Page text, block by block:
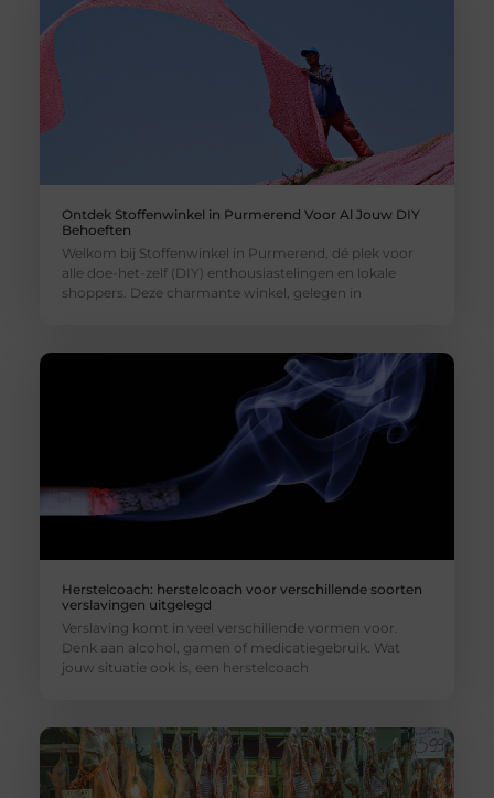
Ontdek Stoffenwinkel in Purmerend Voor Al Jouw DIY
Behoeften
Welkom bij Stoffenwinkel in Purmerend, dé plek voor
alle doe-het-zelf (DIY) enthousiastelingen en lokale
shoppers. Deze charmante winkel, gelegen in
Herstelcoach: herstelcoach voor verschillende soorten
verslavingen uitgelegd
Verslaving komt in veel verschillende vormen voor.
Denk aan alcohol, gamen of medicatiegebruik. Wat
jouw situatie ook is, een herstelcoach